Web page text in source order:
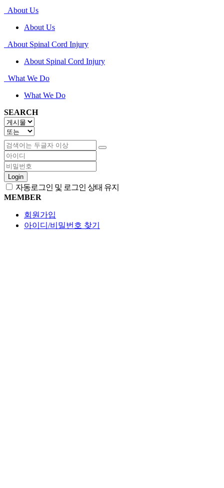
About Us
About Us
About Spinal Cord Injury
About Spinal Cord Injury
What We Do
What We Do
SEARCH
Login
자동로그인 및 로그인 상태 유지
MEMBER
회원가입
아이디/비밀번호 찾기